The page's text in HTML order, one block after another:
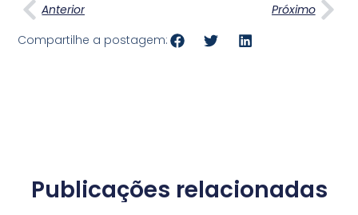
Anterior Próximo
Compartilhe a postagem:
Publicações relacionadas